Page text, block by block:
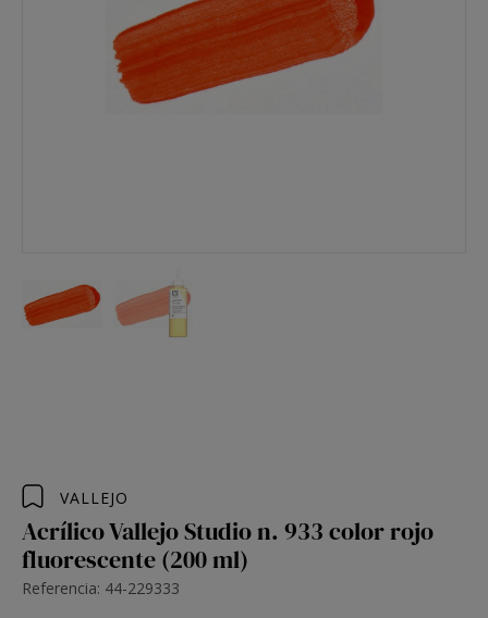
VALLEJO
Acrílico Vallejo Studio n. 933 color rojo
fluorescente (200 ml)
Referencia: 44-229333